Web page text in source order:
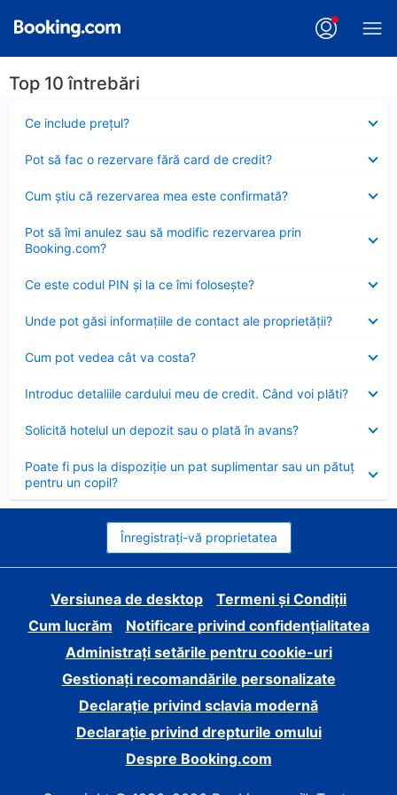
Top 10 întrebări
Ce include preţul?
închis
Pot să fac o rezervare fără card de credit?
închis
Cum ştiu că rezervarea mea este confirmată?
închis
Pot să îmi anulez sau să modific rezervarea prin
Booking.com?
închis
Ce este codul PIN şi la ce îmi foloseşte?
închis
Unde pot găsi informațiile de contact ale proprietății?
închis
Cum pot vedea cât va costa?
închis
Introduc detaliile cardului meu de credit. Când voi plăti?
închis
Solicită hotelul un depozit sau o plată în avans?
închis
Poate fi pus la dispoziție un pat suplimentar sau un pătuț
pentru un copil?
închis
Înregistrați-vă proprietatea
Versiunea de desktop
Termeni și Condiții
Cum lucrăm
Notificare privind confidențialitatea
Administrați setările pentru cookie-uri
Gestionați recomandările personalizate
Declarație privind sclavia modernă
Declarație privind drepturile omului
Despre Booking.com